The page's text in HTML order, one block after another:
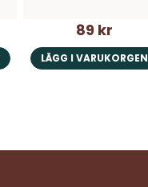
89 kr
LÄGG I VARUKORGEN